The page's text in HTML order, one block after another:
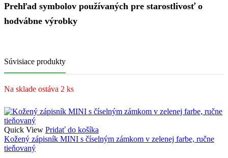
Prehľad symbolov používaných pre starostlivosť o
hodvábne výrobky
Súvisiace produkty
Na sklade ostáva 2 ks
Quick View Pridať do košíka
Kožený zápisník MINI s číselným zámkom v zelenej farbe, ručne
tieňovaný